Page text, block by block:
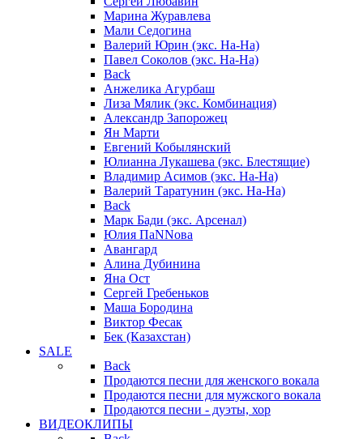
Марина Журавлева
Мали Седогина
Валерий Юрин (экс. На-На)
Павел Соколов (экс. На-На)
Back
Анжелика Агурбаш
Лиза Мялик (экс. Комбинация)
Александр Запорожец
Ян Марти
Евгений Кобылянский
Юлианна Лукашева (экс. Блестящие)
Владимир Асимов (экс. На-На)
Валерий Таратунин (экс. На-На)
Back
Марк Бади (экс. Арсенал)
Юлия ПаNNова
Авангард
Алина Дубинина
Яна Ост
Сергей Гребеньков
Маша Бородина
Виктор Фесак
Бек (Казахстан)
SALE
Back
Продаются песни для женского вокала
Продаются песни для мужского вокала
Продаются песни - дуэты, хор
ВИДЕОКЛИПЫ